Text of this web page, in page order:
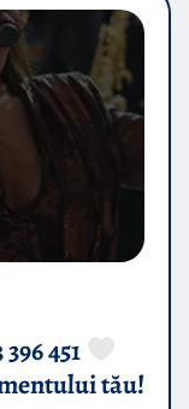
451
tău!